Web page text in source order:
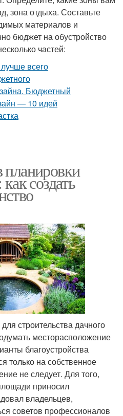
зона отдыха. Составьте
материалов и
бюджет на обустройство
частей:
планировки
создать
строительства дачного
месторасположение
благоустройства
только на собственное
не следует. Для того,
приносил
владельцев,
советов профессионалов